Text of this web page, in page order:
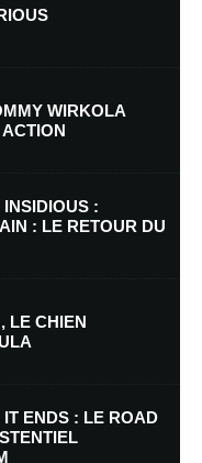
dans le navigateur pour
par e-mail.
WIRKOLA
:
: LE RETOUR DU
LE CHIEN
ENDS : LE ROAD